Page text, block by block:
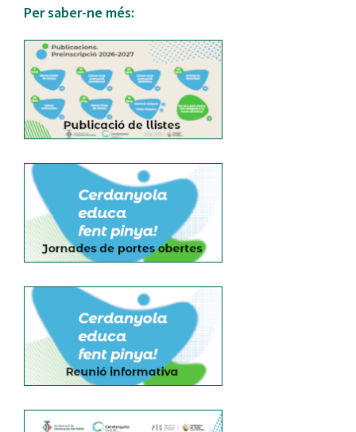
Per saber-ne més: